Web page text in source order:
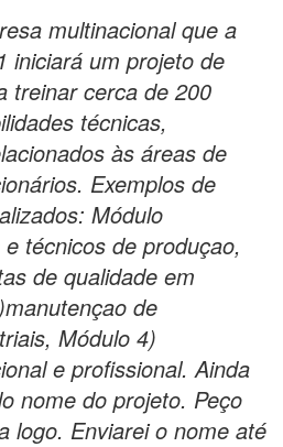
multinacional que a
iniciará um projeto de
treinar cerca de 200
técnicas,
às áreas de
Exemplos de
Módulo
técnicos de produçao,
de qualidade em
de
Módulo 4)
e profissional. Ainda
nome do projeto. Peço
logo. Enviarei o nome até